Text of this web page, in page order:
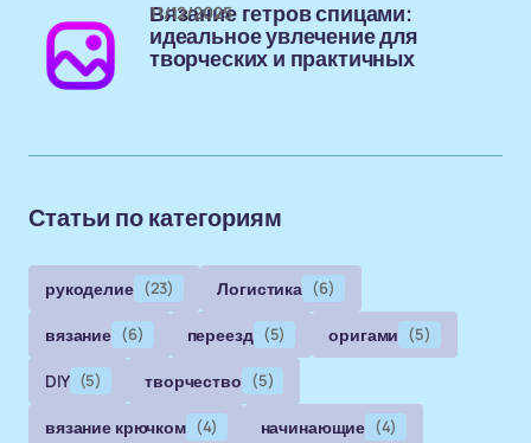
Вязание гетров спицами:
идеальное увлечение для
творческих и практичных
11/12/2025
Статьи по категориям
рукоделие (23) Логистика (6)
вязание (6) переезд (5) оригами (5)
DIY (5) творчество (5)
вязание крючком (4) начинающие (4)